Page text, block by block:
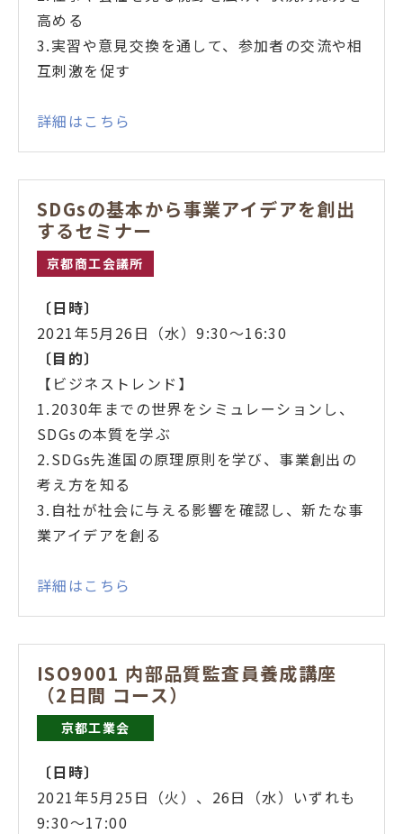
高める
3.実習や意見交換を通して、参加者の交流や相
互刺激を促す
詳細はこちら
SDGsの基本から事業アイデアを創出
するセミナー
京都商工会議所
〔日時〕
2021年5月26日（水）9:30～16:30
〔目的〕
【ビジネストレンド】
1.2030年までの世界をシミュレーションし、
SDGsの本質を学ぶ
2.SDGs先進国の原理原則を学び、事業創出の
考え方を知る
3.自社が社会に与える影響を確認し、新たな事
業アイデアを創る
詳細はこちら
ISO9001 内部品質監査員養成講座
（2日間 コース）
京都工業会
〔日時〕
2021年5月25日（火）、26日（水）いずれも
9:30～17:00